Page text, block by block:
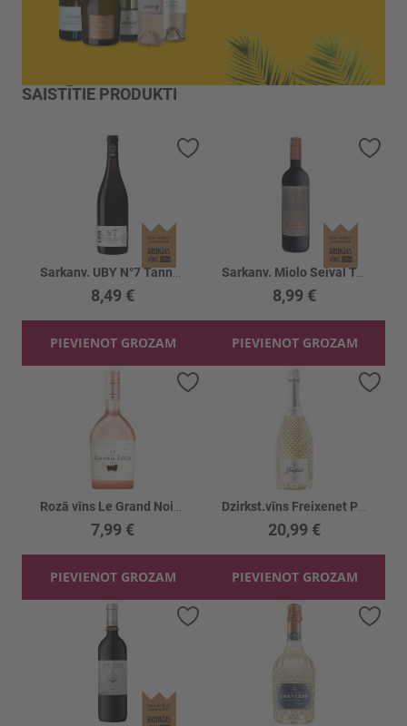
SAISTĪTIE PRODUKTI
Sarkanv. UBY N°7 Tannat-Merlot 13.5%
8,49 €
PIEVIENOT GROZAM
Pievienot vēlmju sarakstam
Sarkanv. Miolo Seival Tempranillo 13%
8,99 €
PIEVIENOT GROZAM
7,99 €
PIEVIENOT GROZAM
Pievienot vēlmju sarakstam
20,99 €
PIEVIENOT GROZAM
Pievienot vēlmju sarakstam